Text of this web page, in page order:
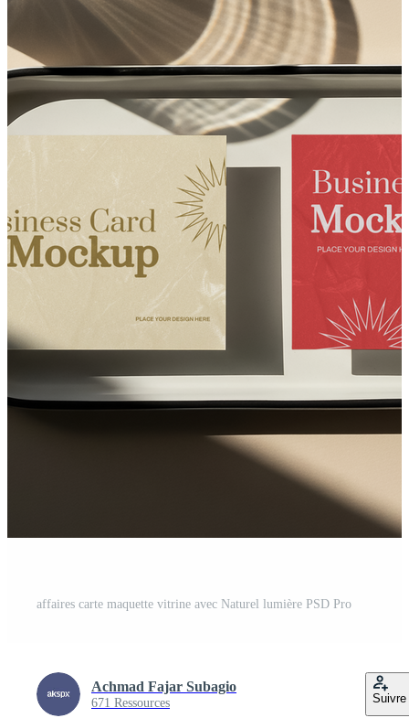
affaires carte maquette vitrine avec Naturel lumière PSD Pro
Achmad Fajar Subagio
671 Ressources Suivre